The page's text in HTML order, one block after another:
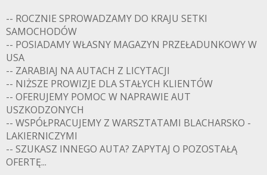
-- ROCZNIE SPROWADZAMY DO KRAJU SETKI
SAMOCHODÓW
-- POSIADAMY WŁASNY MAGAZYN PRZEŁADUNKOWY W
USA
-- ZARABIAJ NA AUTACH Z LICYTACJI
-- NIŻSZE PROWIZJE DLA STAŁYCH KLIENTÓW
-- OFERUJEMY POMOC W NAPRAWIE AUT
USZKODZONYCH
-- WSPÓŁPRACUJEMY Z WARSZTATAMI BLACHARSKO -
LAKIERNICZYMI
-- SZUKASZ INNEGO AUTA? ZAPYTAJ O POZOSTAŁĄ
OFERTĘ...